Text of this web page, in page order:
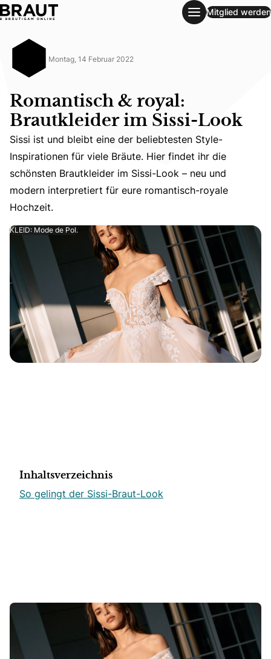
Romantisch & royal: Brautkleider im Sissi-Look
Mitglied werden
Montag, 14 Februar 2022
Romantisch & royal:
Brautkleider im Sissi-Look
Sissi ist und bleibt eine der beliebtesten Style-
Sissi ist und bleibt eine der beliebtesten Style-
Inspirationen für viele Bräute. Hier findet ihr die
schönsten Brautkleider im Sissi-Look – neu und
modern interpretiert für eure romantisch-royale
Hochzeit.
KLEID: Mode de Pol.
Inhaltsverzeichnis
So gelingt der Sissi-Braut-Look